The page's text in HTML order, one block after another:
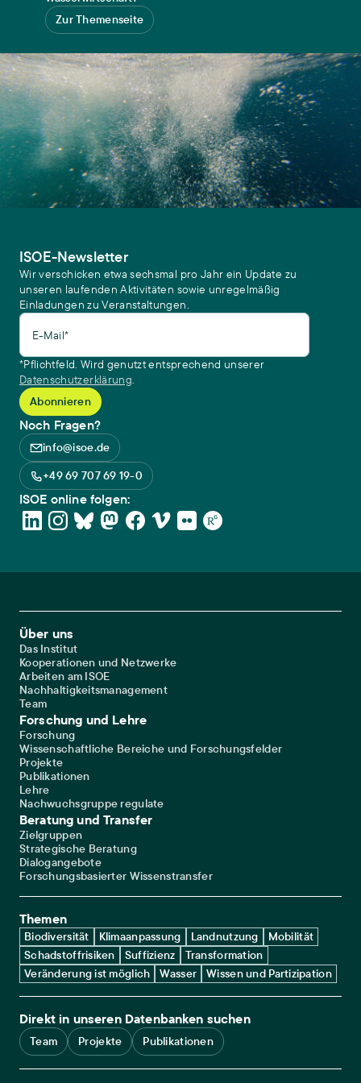
https://www.isoe.de/fileadmin/Edit/PDF/Publ/2016/
Schulz, Oliver, Heide Kerber, Carolin Völker, Bea Schmitt (2016):
Vielfältige Ansprüche an die Flusslandschaft -
Erfahrungsbericht zum ersten NiddaMan Stakeholder-
Workshop. NiddaMan Journal (3)
Völker, Carolin, Johanna Kramm (2016):
Die Nidda - ein Fluss
mit einer bewegten Geschichte. WissensWert (1)
Zur Themenseite
ISOE-Newsletter
Wir verschicken etwa sechsmal pro Jahr ein Update zu
unseren laufenden Aktivitäten sowie unregelmäßig
Einladungen zu Veranstaltungen.
E-Mail*
*Pflichtfeld. Wird genutzt entsprechend unserer
Datenschutzerklärung.
Noch Fragen?
info@isoe.de
+49 69 707 69 19-0
ISOE online folgen:
Footer Main Navigation
Über uns
Das Institut
Kooperationen und Netzwerke
Arbeiten am ISOE
Nachhaltigkeitsmanagement
Team
Forschung und Lehre
Forschung
Wissenschaftliche Bereiche und Forschungsfelder
Projekte
Publikationen
Lehre
Nachwuchsgruppe regulate
Beratung und Transfer
Zielgruppen
Strategische Beratung
Dialogangebote
Forschungsbasierter Wissenstransfer
Themen
Biodiversität Klimaanpassung Landnutzung
Mobilität
Schadstoffrisiken
Suffizienz
Transformation
Veränderung ist möglich
Wasser Wissen und Partizipation
Direkt in unseren Datenbanken suchen
Team Projekte Publikationen